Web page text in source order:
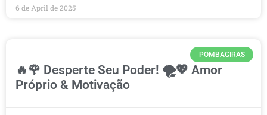
6 de April de 2025
POMBAGIRAS
🔥🌹 Desperte Seu Poder! 🌪️💖 Amor
Próprio & Motivação